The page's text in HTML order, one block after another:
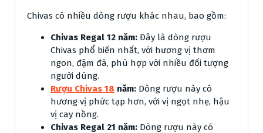
Chivas có nhiều dòng rượu khác nhau, bao gồm:
Chivas Regal 12 năm: Đây là dòng rượu
Chivas phổ biến nhất, với hương vị thơm
ngon, đậm đà, phù hợp với nhiều đối tượng
người dùng.
Rượu Chivas 18 năm: Dòng rượu này có
hương vị phức tạp hơn, với vị ngọt nhẹ, hậu
vị cay nồng.
Chivas Regal 21 năm: Dòng rượu này có